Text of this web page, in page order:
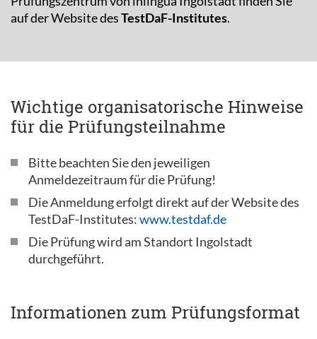
auf der Website desTestDaF-Institutes.
Wichtige organisatorische Hinweise
für die Prüfungsteilnahme
Bitte beachten Sie den jeweiligen
Anmeldezeitraum für die Prüfung!
Die Anmeldung erfolgt direkt auf der Website des
TestDaF-Institutes:www.testdaf.de
Die Prüfung wird am Standort Ingolstadt
durchgeführt.
Informationen zum Prüfungsformat